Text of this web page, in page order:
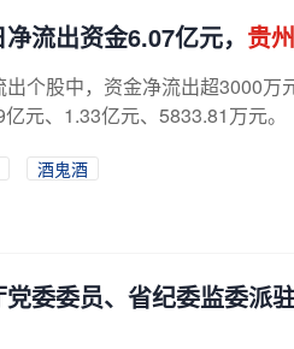
流出资金6.07亿元， 贵州
个股中，资金净流出超3000万
元、1.33亿元、5833.81万元
酒鬼酒
委委员、省纪委监委派